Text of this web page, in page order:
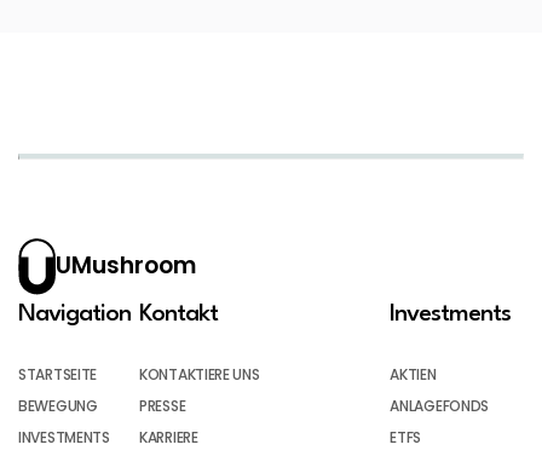
UMushroom
Navigation
STARTSEITE
BEWEGUNG
INVESTMENTS
Kontakt
KONTAKTIERE UNS
PRESSE
KARRIERE
Investments
AKTIEN
ANLAGEFONDS
ETFS